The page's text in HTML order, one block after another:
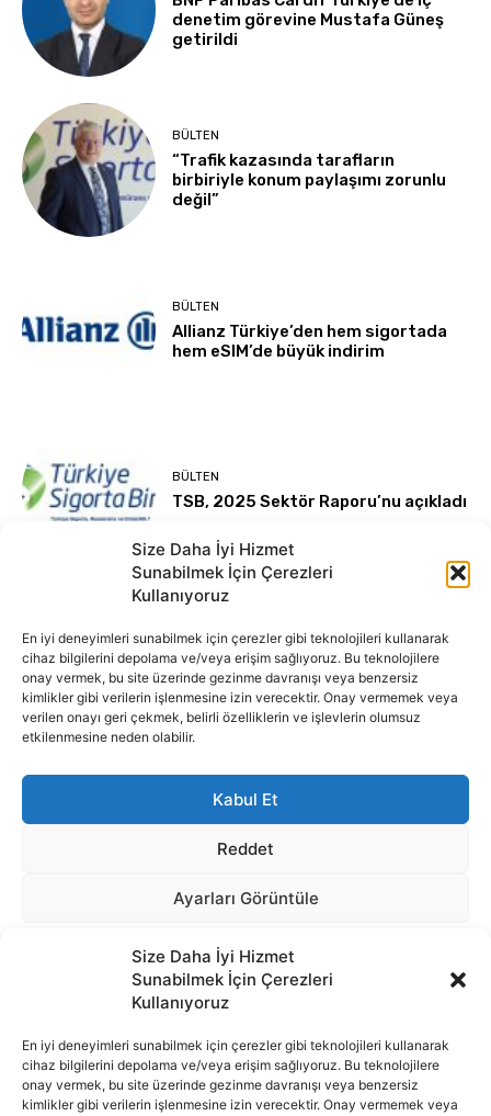
Size Daha İyi Hizmet
Sunabilmek İçin Çerezleri
Kullanıyoruz
En iyi deneyimleri sunabilmek için çerezler gibi teknolojileri kullanarak
cihaz bilgilerini depolama ve/veya erişim sağlıyoruz. Bu teknolojilere
onay vermek, bu site üzerinde gezinme davranışı veya benzersiz
kimlikler gibi verilerin işlenmesine izin verecektir. Onay vermemek veya
İnternet portalımızda yer alan tüm haber metini, resim ve benzeri